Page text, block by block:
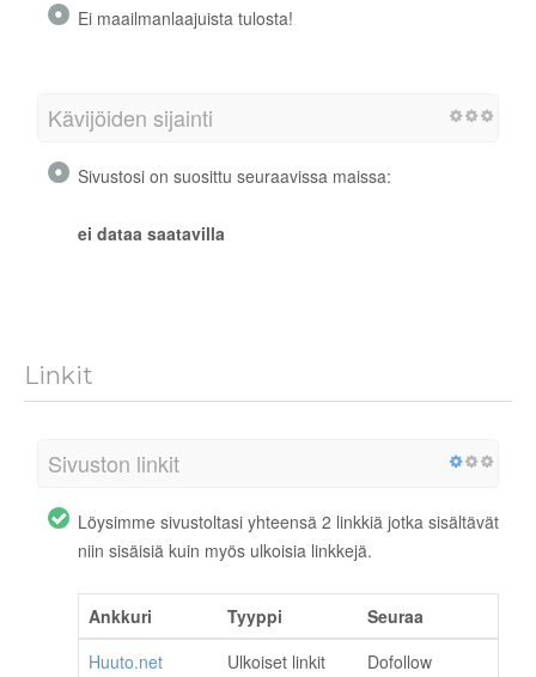
Ei maailmanlaajuista tulosta!
Kävijöiden sijainti
Sivustosi on suosittu seuraavissa maissa:
ei dataa saatavilla
Linkit
Sivuston linkit
Löysimme sivustoltasi yhteensä 2 linkkiä jotka sisältävät
niin sisäisiä kuin myös ulkoisia linkkejä.
Ankkuri Tyyppi
Seuraa
Huuto.net
Ulkoiset linkit
Dofollow